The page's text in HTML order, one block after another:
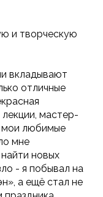
и творческую
вкладывают
отличные
мастер-
мои любимые
мне
новых
- я побывал на
а ещё стал не